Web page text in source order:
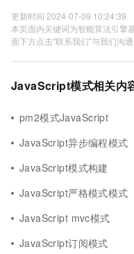
更新时间 2024-07-09 10:24:39
本页面内关键词为智能算法引擎
面下方点击"联系我们"与我们沟通
JavaScript模式相关内
pm2模式JavaScript
JavaScript异步编程模式
JavaScript模式构建
JavaScript严格模式模式
JavaScript mvc模式
JavaScript订阅模式